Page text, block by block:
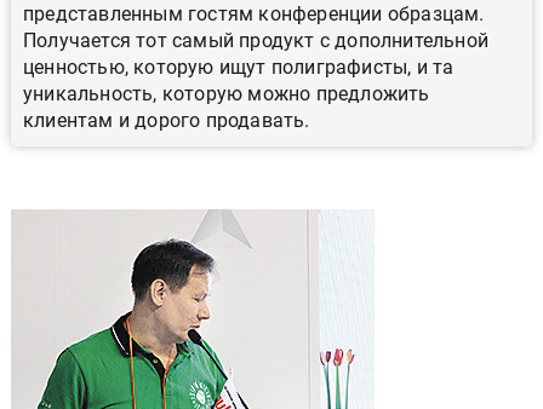
представленным гостям конференции образцам.
Получается тот самый продукт с дополнительной
ценностью, которую ищут полиграфисты, и та
уникальность, которую можно предложить
клиентам и дорого продавать.